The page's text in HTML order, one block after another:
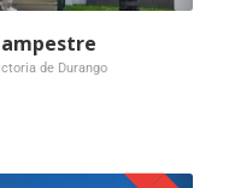
de Durango